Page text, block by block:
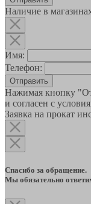
Наличие в
Имя:
Телефон:
Отправить
Нажимая кнопку
и согласен с
Заявка на прокат
Спасибо за обращение.
Мы обязательно